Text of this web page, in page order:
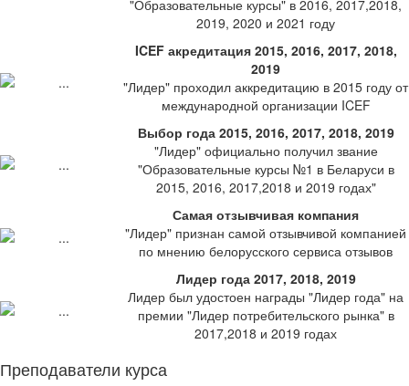
"Образовательные курсы" в 2016, 2017,2018,
2019, 2020 и 2021 году
ICEF акредитация 2015, 2016, 2017, 2018,
2019
"Лидер" проходил аккредитацию в 2015 году от
международной организации ICEF
Выбор года 2015, 2016, 2017, 2018, 2019
"Лидер" официально получил звание
"Образовательные курсы №1 в Беларуси в
2015, 2016, 2017,2018 и 2019 годах"
Самая отзывчивая компания
"Лидер" признан самой отзывчивой компанией
по мнению белорусского сервиса отзывов
Лидер года 2017, 2018, 2019
Лидер был удостоен награды "Лидер года" на
премии "Лидер потребительского рынка" в
2017,2018 и 2019 годах
Преподаватели курса